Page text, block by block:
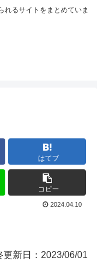
れるサイトをまとめていま
はてブ
コピー
2024.04.10
更新日：2023/06/01